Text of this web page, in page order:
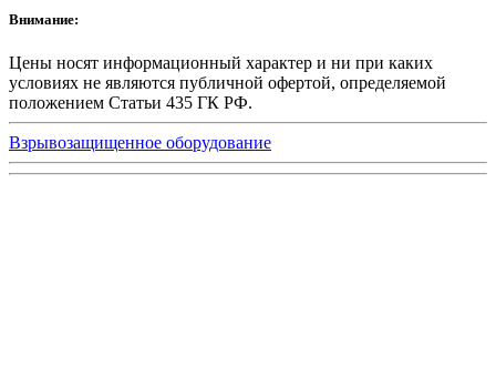
Внимание:
Цены носят информационный характер и ни при каких
условиях не являются публичной офертой, определяемой
положением Статьи 435 ГК РФ.
Взрывозащищенное оборудование